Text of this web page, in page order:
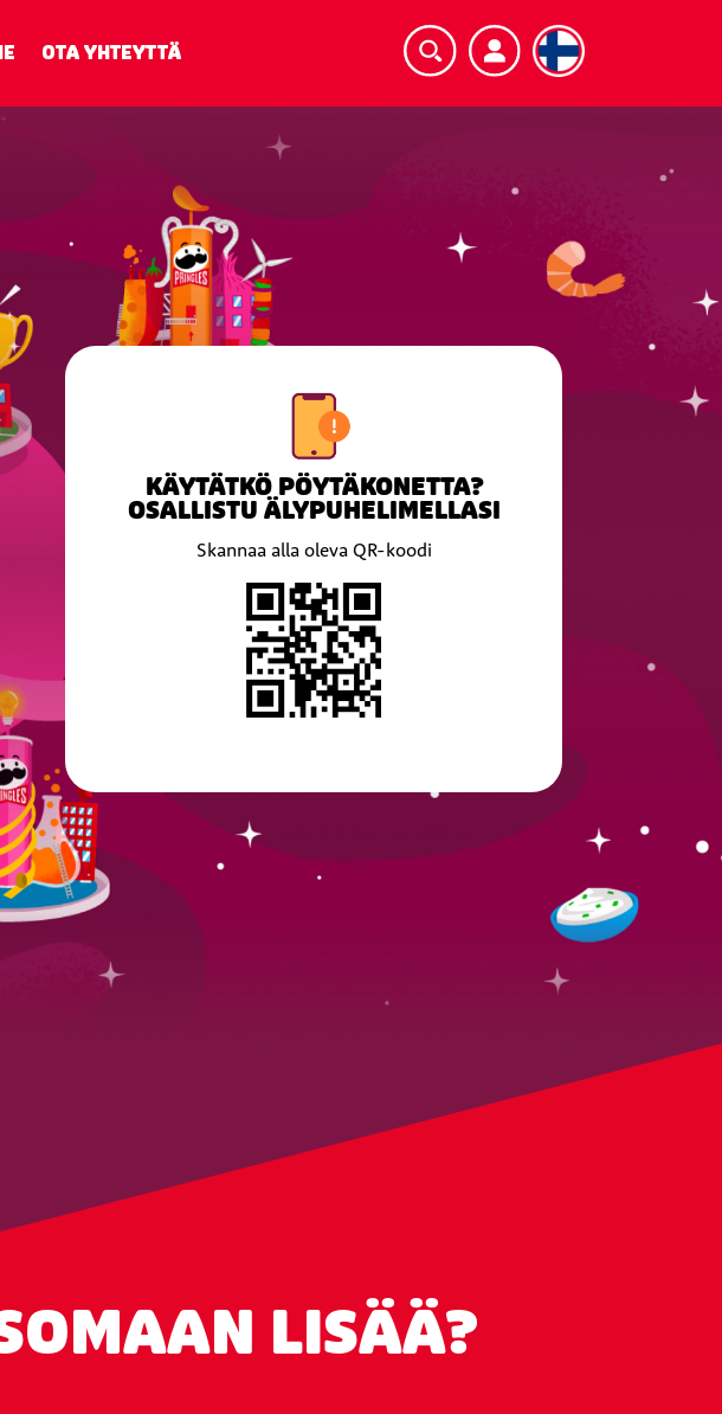
OTA YHTEYTTÄ
KÄYTÄTKÖ PÖYTÄKONETTA?
OSALLISTU ÄLYPUHELIMELLASI
Skannaa alla oleva QR-koodi
LISÄÄ?